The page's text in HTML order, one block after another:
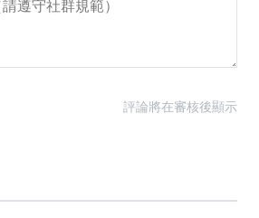
評論將在審核後顯示